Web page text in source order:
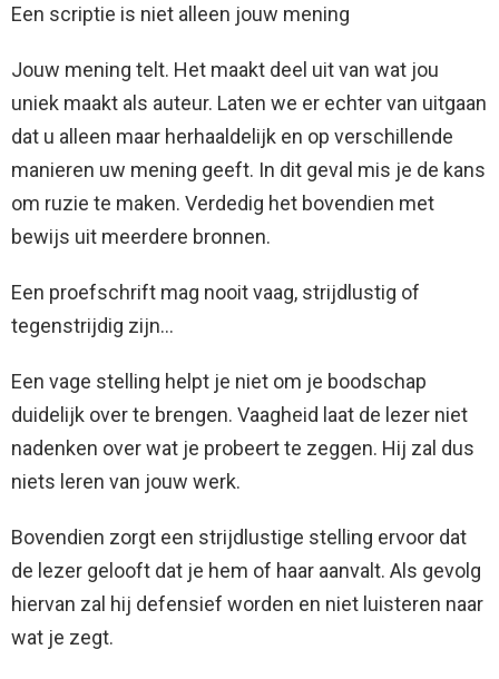
Een scriptie is niet alleen jouw mening
Jouw mening telt. Het maakt deel uit van wat jou
uniek maakt als auteur. Laten we er echter van uitgaan
dat u alleen maar herhaaldelijk en op verschillende
manieren uw mening geeft. In dit geval mis je de kans
om ruzie te maken. Verdedig het bovendien met
bewijs uit meerdere bronnen.
Een proefschrift mag nooit vaag, strijdlustig of
tegenstrijdig zijn…
Een vage stelling helpt je niet om je boodschap
duidelijk over te brengen. Vaagheid laat de lezer niet
nadenken over wat je probeert te zeggen. Hij zal dus
niets leren van jouw werk.
Bovendien zorgt een strijdlustige stelling ervoor dat
de lezer gelooft dat je hem of haar aanvalt. Als gevolg
hiervan zal hij defensief worden en niet luisteren naar
wat je zegt.